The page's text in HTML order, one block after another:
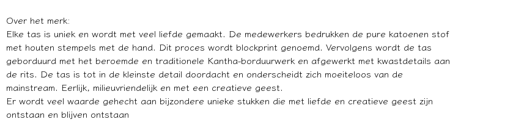
Over het merk:
Elke tas is uniek en wordt met veel liefde gemaakt. De medewerkers bedrukken de pure katoenen stof
met houten stempels met de hand. Dit proces wordt blockprint genoemd. Vervolgens wordt de tas
geborduurd met het beroemde en traditionele Kantha-borduurwerk en afgewerkt met kwastdetails aan
de rits. De tas is tot in de kleinste detail doordacht en onderscheidt zich moeiteloos van de
mainstream. Eerlijk, milieuvriendelijk en met een creatieve geest.
Er wordt veel waarde gehecht aan bijzondere unieke stukken die met liefde en creatieve geest zijn
ontstaan en blijven ontstaan